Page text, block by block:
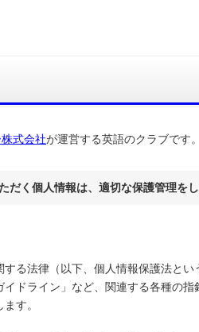
式会社が運営する英語のクラブです。
だく個人情報は、適切な保護管理を
る法律（以下、個人情報保護法と
ドライン」など、関連する各種の
す。